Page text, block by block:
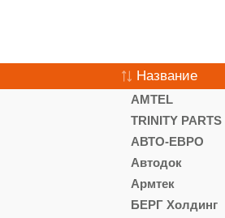
Название
AMTEL
TRINITY PARTS
АВТО-ЕВРО
Автодок
Армтек
БЕРГ Холдинг